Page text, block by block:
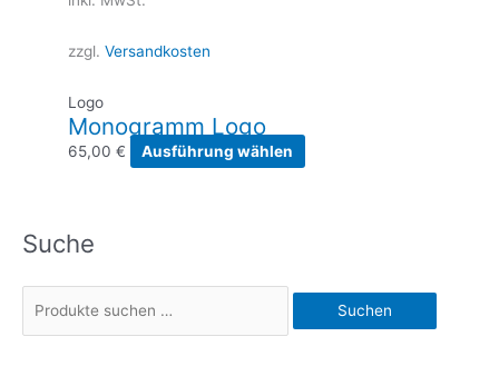
zzgl.Versandkosten
Logo
Monogramm Logo
65,00€ Ausführung wählen
Die
Optionen
Suche
Suchen